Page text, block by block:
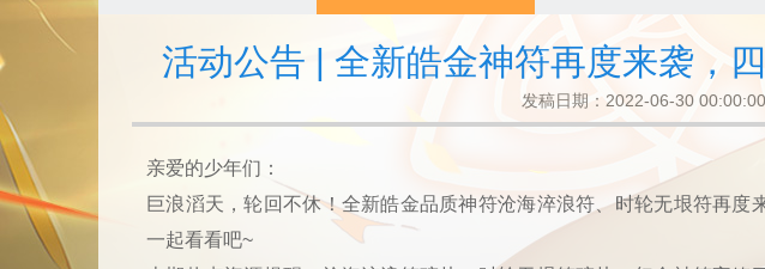
活动公告 | 全新皓金神符再度来袭，
发稿日期：2022-06-30 00:00:00
亲爱的少年们：
巨浪滔天，轮回不休！全新皓金品质神符沧海淬浪符、时轮无垠符再度
一起看看吧~